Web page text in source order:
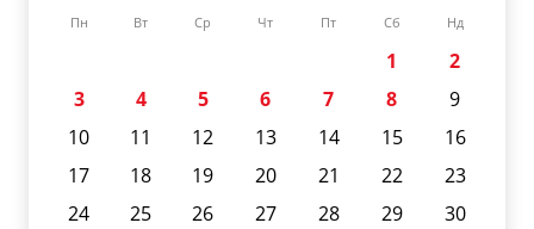
Пн Вт Ср Чт Пт Сб Нд
1
2
3
4 5 6 7 8
9
10
11 12 13 14 15
16
17
18 19 20 21 22
23
24
25 26 27 28 29
30